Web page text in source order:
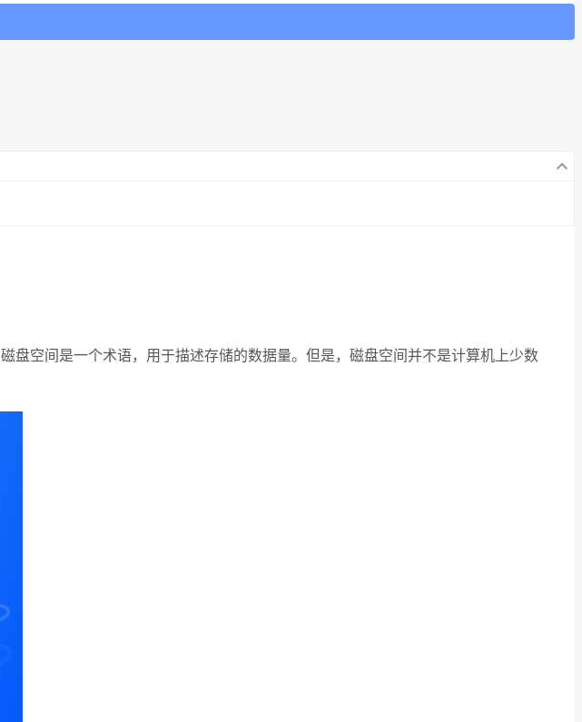
盘空间是一个术语，用于描述存储的数据量。但是，磁盘空间并不是计算机上少数